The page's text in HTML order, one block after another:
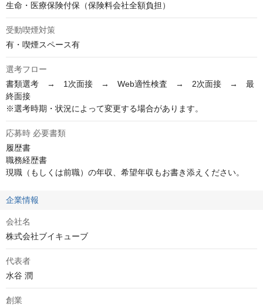
生命・医療保険付保（保険料会社全額負担）
受動喫煙対策
有・喫煙スペース有
選考フロー
書類選考　→　1次面接　→　Web適性検査　→　2次面接　→　最
終面接
※選考時期・状況によって変更する場合があります。
応募時 必要書類
履歴書
職務経歴書
現職（もしくは前職）の年収、希望年収もお書き添えください。
企業情報
会社名
株式会社ブイキューブ
代表者
水谷 潤
創業